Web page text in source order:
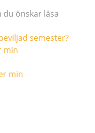
du önskar läsa
semester?
min
min